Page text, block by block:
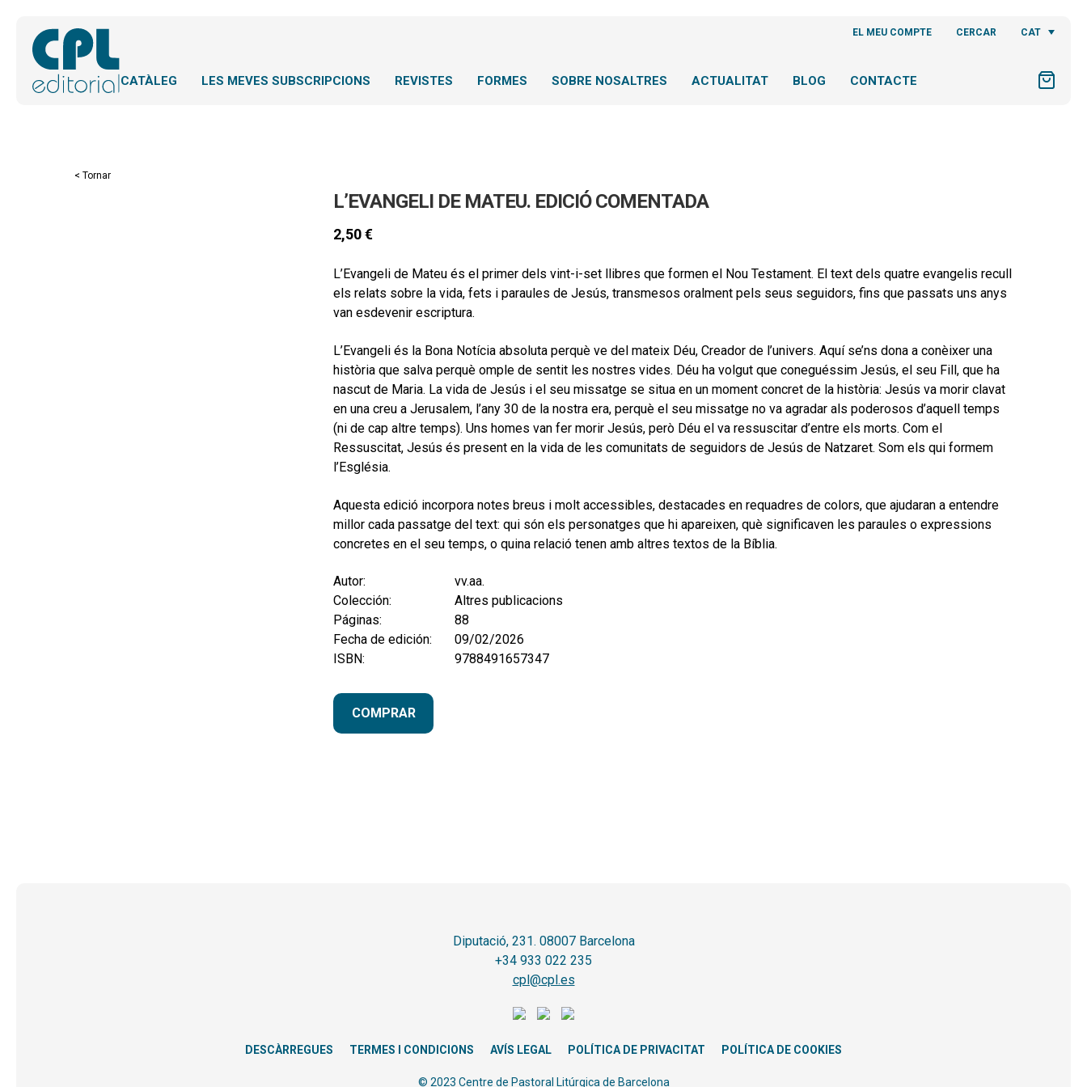
EL MEU COMPTE CERCAR CAT
CATÀLEG LES MEVES SUBSCRIPCIONS REVISTES FORMES SOBRE NOSALTRES ACTUALITAT BLOG CONTACTE
< Tornar
L’EVANGELI DE MATEU. EDICIÓ COMENTADA
2,50€
L’Evangeli de Mateu és el primer dels vint-i-set llibres que formen el Nou Testament. El text dels quatre evangelis recull
els relats sobre la vida, fets i paraules de Jesús, transmesos oralment pels seus seguidors, fins que passats uns anys
van esdevenir escriptura.
L’Evangeli és la Bona Notícia absoluta perquè ve del mateix Déu, Creador de l’univers. Aquí se’ns dona a conèixer una
història que salva perquè omple de sentit les nostres vides. Déu ha volgut que coneguéssim Jesús, el seu Fill, que ha
nascut de Maria. La vida de Jesús i el seu missatge se situa en un moment concret de la història: Jesús va morir clavat
en una creu a Jerusalem, l’any 30 de la nostra era, perquè el seu missatge no va agradar als poderosos d’aquell temps
(ni de cap altre temps). Uns homes van fer morir Jesús, però Déu el va ressuscitar d’entre els morts. Com el
Ressuscitat, Jesús és present en la vida de les comunitats de seguidors de Jesús de Natzaret. Som els qui formem
l’Església.
Aquesta edició incorpora notes breus i molt accessibles, destacades en requadres de colors, que ajudaran a entendre
millor cada passatge del text: qui són els personatges que hi apareixen, què significaven les paraules o expressions
concretes en el seu temps, o quina relació tenen amb altres textos de la Bíblia.
Autor:
vv.aa.
Colección:
Altres publicacions
Páginas:
88
Fecha de edición:
09/02/2026
ISBN:
9788491657347
COMPRAR
Diputació, 231. 08007 Barcelona
+34 933 022 235
cpl@cpl.es
DESCÀRREGUES TERMES I CONDICIONS AVÍS LEGAL POLÍTICA DE PRIVACITAT POLÍTICA DE COOKIES
© 2023 Centre de Pastoral Litúrgica de Barcelona